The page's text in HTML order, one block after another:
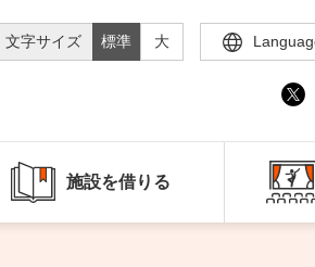
文字サイズ 標準 大
施設を借りる